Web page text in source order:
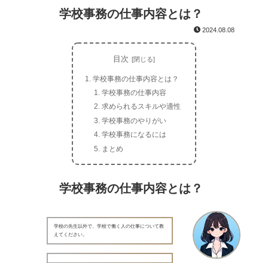
学校事務の仕事内容とは？
2024.08.08
目次
学校事務の仕事内容とは？
学校事務の仕事内容
求められるスキルや適性
学校事務のやりがい
学校事務になるには
まとめ
学校事務の仕事内容とは？
学校の先生以外で、学校で働く人の仕事について教
えてください。